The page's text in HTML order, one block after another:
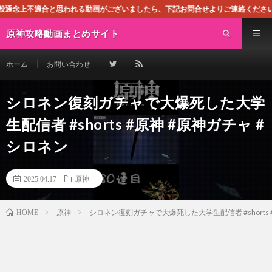
れる動画がございましたら、下記お問合せよりご連絡ください。即刻対処
原神攻略動画まとめサイト
ホーム お問い合わせ
シロネン復刻ガチャで大爆死した大学
生配信者 #shorts #原神 #原神ガチャ #
シロネン
2025.04.17 原神
HOME 原神 シロネン復刻ガチャで大爆死した大学生配信者 #shorts